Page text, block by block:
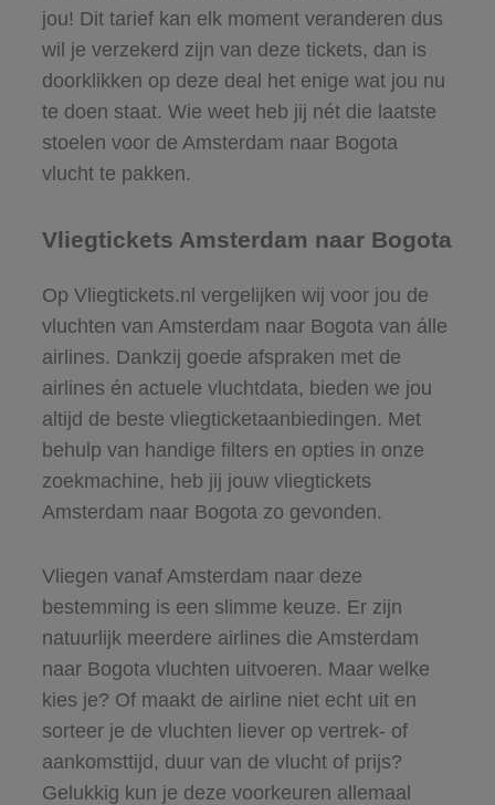
jou! Dit tarief kan elk moment veranderen dus
wil je verzekerd zijn van deze tickets, dan is
doorklikken op deze deal het enige wat jou nu
te doen staat. Wie weet heb jij nét die laatste
stoelen voor de Amsterdam naar Bogota
vlucht te pakken.
Vliegtickets Amsterdam naar Bogota
Op Vliegtickets.nl vergelijken wij voor jou de
vluchten van Amsterdam naar Bogota van álle
airlines. Dankzij goede afspraken met de
airlines én actuele vluchtdata, bieden we jou
altijd de beste vliegticketaanbiedingen. Met
behulp van handige filters en opties in onze
zoekmachine, heb jij jouw vliegtickets
Amsterdam naar Bogota zo gevonden.
Vliegen vanaf Amsterdam naar deze
bestemming is een slimme keuze. Er zijn
natuurlijk meerdere airlines die Amsterdam
naar Bogota vluchten uitvoeren. Maar welke
kies je? Of maakt de airline niet echt uit en
sorteer je de vluchten liever op vertrek- of
aankomsttijd, duur van de vlucht of prijs?
Gelukkig kun je deze voorkeuren allemaal